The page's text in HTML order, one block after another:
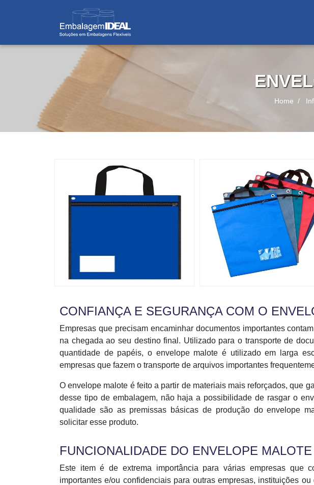
Home
CONFIANÇA E SEGURANÇA COM O
Empresas que precisam encaminhar documentos importantes
na chegada ao seu destino final. Utilizado para o transporte de
quantidade de papéis, o envelope malote é utilizado em larga
empresas que fazem o transporte de arquivos importantes
O envelope malote é feito a partir de materiais mais reforçados, que
desse tipo de embalagem, não haja a possibilidade de rasgar o
qualidade são as premissas básicas de produção do envelope
solicitar esse produto.
FUNCIONALIDADE DO ENVELOPE MALOTE
Este item é de extrema importância para várias empresas que
importantes e/ou confidenciais para outras empresas, instituições